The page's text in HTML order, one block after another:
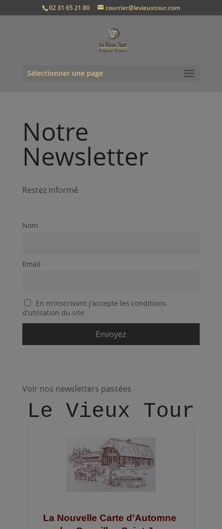
02 31 65 21 80 courrier@levieuxtour.com
Sélectionner une page
Notre
Newsletter
Restez informé
Nom
Email
En m'inscrivant j'accepte les conditions
d'utilsation du site
Voir nos newsletters passées
Le Vieux Tour